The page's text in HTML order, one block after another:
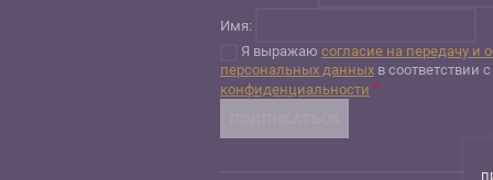
Имя:
Я выражаю согласие на передачу и
персональных данных в соответствии с
конфиденциальности *